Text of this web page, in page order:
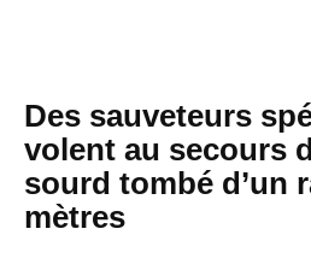
Des sauveteurs
volent au secours
sourd tombé d’un
mètres